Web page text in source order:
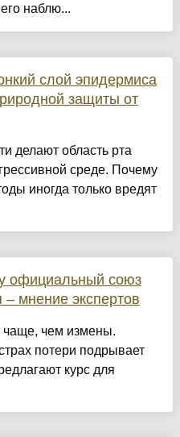
наблю...
слой эпидермиса
защиты от
делают область рта
среде. Почему
иногда только вредят
официальный союз
– мнение экспертов
чаще, чем измены.
потери подрывает
курс для